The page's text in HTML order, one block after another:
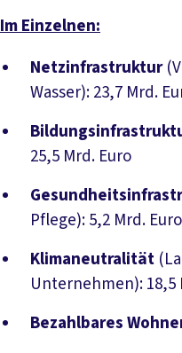
Im Einzelnen:
Netzinfrastruktur
Wasser): 23,7 Mrd.
25,5 Mrd. Euro
Pflege): 5,2 Mrd. Euro
Klimaneutralität
Unternehmen): 18,5
Bezahlbares